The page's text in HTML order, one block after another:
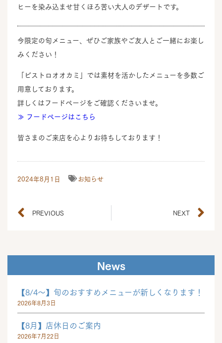
ヒーを染み込ませ甘くほろ苦い大人のデザートです。
今限定の旬メニュー、ぜひご家族やご友人とご一緒にお楽し
みください！
「ビストロオオカミ」では素材を活かしたメニューを多数ご
用意しております。
詳しくはフードページをご確認くださいませ。
≫ フードページはこちら
皆さまのご来店を心よりお待ちしております！
2024年8月1日 お知らせ
PREVIOUS NEXT
News
【8/4～】旬のおすすめメニューが新しくなります！
2026年8月3日
【8月】店休日のご案内
2026年7月22日